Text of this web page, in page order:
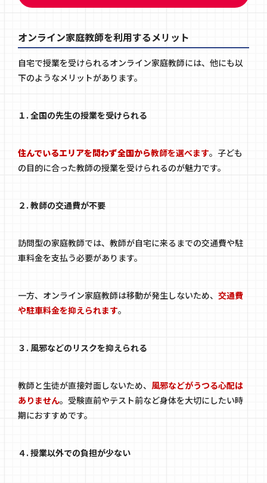
オンライン家庭教師を利用するメリット
自宅で授業を受けられるオンライン家庭教師には、他にも以
下のようなメリットがあります。
１. 全国の先生の授業を受けられる
住んでいるエリアを問わず全国から教師を選べます。子ども
の目的に合った教師の授業を受けられるのが魅力です。
２. 教師の交通費が不要
訪問型の家庭教師では、教師が自宅に来るまでの交通費や駐
車料金を支払う必要があります。
一方、オンライン家庭教師は移動が発生しないため、 交通費
や駐車料金を抑えられます。
３. 風邪などのリスクを抑えられる
教師と生徒が直接対面しないため、 風邪などがうつる心配は
ありません。受験直前やテスト前など身体を大切にしたい時
期におすすめです。
４. 授業以外での負担が少ない